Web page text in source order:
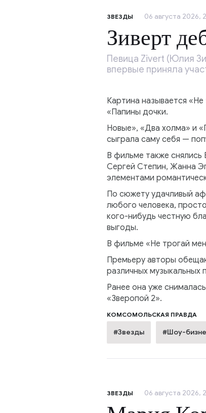
ЗВЕЗДЫ 06 августа 2026,
Зиверт
Певица Zivert (Юлия
впервые приняла
Картина называется
«Папины дочки.
Новые», «Два холма» и
сыграла саму себя —
В фильме также
Сергей Степин, Жанна
элементами
По сюжету удачливый
любого человека,
кого-нибудь честную
выгоды.
В фильме «Не трогай
Премьеру авторы
различных музыкальных
Ранее она уже
«Зверопой 2».
КОМСОМОЛЬСКАЯ ПРАВДА
#Звезды #Шоу-
ЗВЕЗДЫ 06 августа 2026,